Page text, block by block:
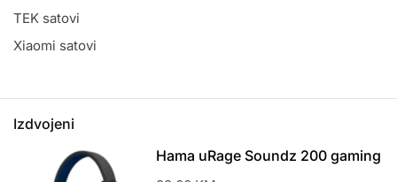
TEK satovi
Xiaomi satovi
Izdvojeni
Hama uRage Soundz 200 gaming
slušalice